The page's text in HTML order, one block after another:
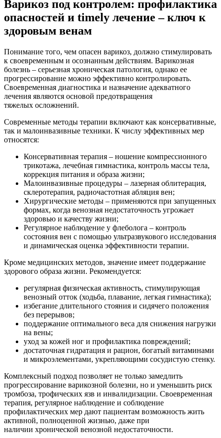
Варикоз под контролем: профилактика
опасностей и timely лечение – ключ к
здоровым венам
Понимание того, чем опасен варикоз, должно стимулировать
к своевременным и осознанным действиям. Варикозная
болезнь – серьезная хроническая патология, однако ее
прогрессирование можно эффективно контролировать.
Своевременная диагностика и назначение адекватного
лечения являются основой предотвращения
тяжелых осложнений.
Современные методы терапии включают как консервативные,
так и малоинвазивные техники. К числу эффективных мер
относятся:
Консервативная терапия – ношение компрессионного
трикотажа, лечебная гимнастика, контроль массы тела,
коррекция питания и образа жизни;
Малоинвазивные процедуры – лазерная облитерация,
склеротерапия, радиочастотная абляция вен;
Хирургические методы – применяются при запущенных
формах, когда венозная недостаточность угрожает
здоровью и качеству жизни;
Регулярное наблюдение у флеболога – контроль
состояния вен с помощью ультразвукового исследования
и динамическая оценка эффективности терапии.
Кроме медицинских методов, значение имеет поддержание
здорового образа жизни. Рекомендуется:
регулярная физическая активность, стимулирующая
венозный отток (ходьба, плавание, легкая гимнастика);
избегание длительного стояния и сидячего положения
без перерывов;
поддержание оптимального веса для снижения нагрузки
на вены;
уход за кожей ног и профилактика повреждений;
достаточная гидратация и рацион, богатый витаминами
и микроэлементами, укрепляющими сосудистую стенку.
Комплексный подход позволяет не только замедлить
прогрессирование варикозной болезни, но и уменьшить риск
тромбоза, трофических язв и инвалидизации. Своевременная
терапия, регулярное наблюдение и соблюдение
профилактических мер дают пациентам возможность жить
активной, полноценной жизнью, даже при
наличии хронической венозной недостаточности.